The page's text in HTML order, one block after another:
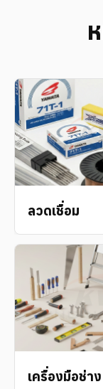
ลวดเชื่อม
เครื่องมือช่าง